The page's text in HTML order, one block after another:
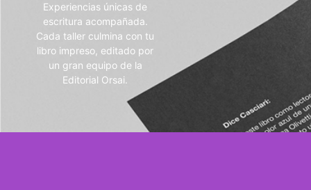
Experiencias únicas de
escritura acompañada.
Cada taller culmina con tu
libro impreso, editado por
un gran equipo de la
Editorial Orsai.